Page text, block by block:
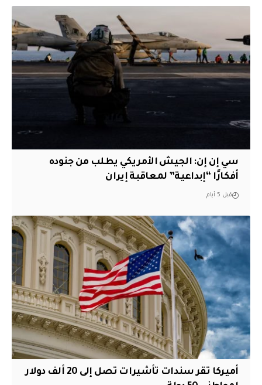
سي إن إن: الجيش الأمريكي يطلب من جنوده
أفكارًا “إبداعية” لمعاقبة إيران
قبل 5 أيام
أميركا تقر سندات تأشيرات تصل إلى 20 ألف دولار